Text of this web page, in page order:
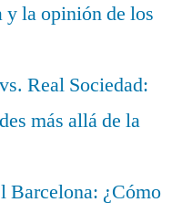
y la opinión de los
Real Sociedad:
más allá de la
Barcelona: ¿Cómo